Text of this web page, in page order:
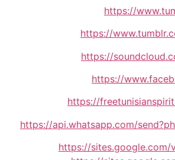
https://
https://
https://
https://
https://
https://api.whatsapp.com/
https://sites.google.com/